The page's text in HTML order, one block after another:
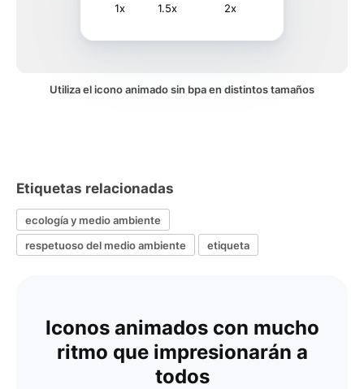
1x 1.5x 2x
Utiliza el icono animado sin bpa en distintos tamaños
Etiquetas relacionadas
ecología y medio ambiente
respetuoso del medio ambiente
etiqueta
Iconos animados con mucho
ritmo que impresionarán a
todos